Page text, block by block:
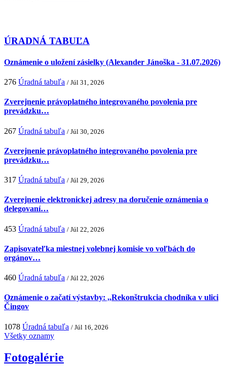
ÚRADNÁ TABUĽA
Oznámenie o uložení zásielky (Alexander Jánoška - 31.07.2026)
276 Úradná tabuľa / Júl 31, 2026
Zverejnenie právoplatného integrovaného povolenia pre
prevádzku…
267 Úradná tabuľa / Júl 30, 2026
Zverejnenie právoplatného integrovaného povolenia pre
prevádzku…
317 Úradná tabuľa / Júl 29, 2026
Zverejnenie elektronickej adresy na doručenie oznámenia o
delegovaní…
453 Úradná tabuľa / Júl 22, 2026
Zapisovateľka miestnej volebnej komisie vo voľbách do
orgánov…
460 Úradná tabuľa / Júl 22, 2026
Oznámenie o začatí výstavby: ,,Rekonštrukcia chodníka v ulici
Čingov
1078 Úradná tabuľa / Júl 16, 2026
Všetky oznamy
Fotogalérie